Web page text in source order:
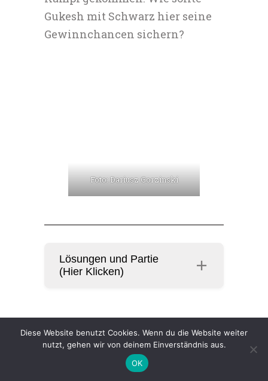
Gukesh mit Schwarz hier seine
Gewinnchancen sichern?
Foto: Dariusz Gorzinski
Lösungen und Partie
(Hier Klicken)
Die restlichen zwei Partien
Diese Website benutzt Cookies. Wenn du die Website weiter
nutzt, gehen wir von deinem Einverständnis aus.
OK